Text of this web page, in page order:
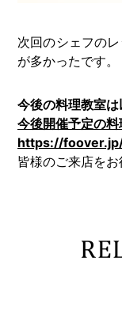
次回のシェフの
が多かったです。
今後の料理教室
今後開催予定の
https://
皆様のご来店をお